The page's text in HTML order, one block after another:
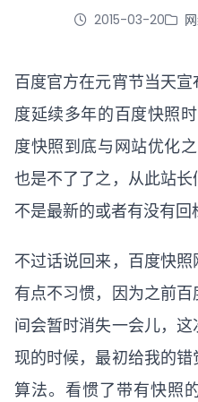
2015-03-20
百度官方在元宵节当天
度延续多年的百度快照
度快照到底与网站优化
也是不了了之，从此站
不是最新的或者有没有回
不过话说回来，百度快
有点不习惯，因为之前
间会暂时消失一会儿，
现的时候，最初给我的
算法。看惯了带有快照